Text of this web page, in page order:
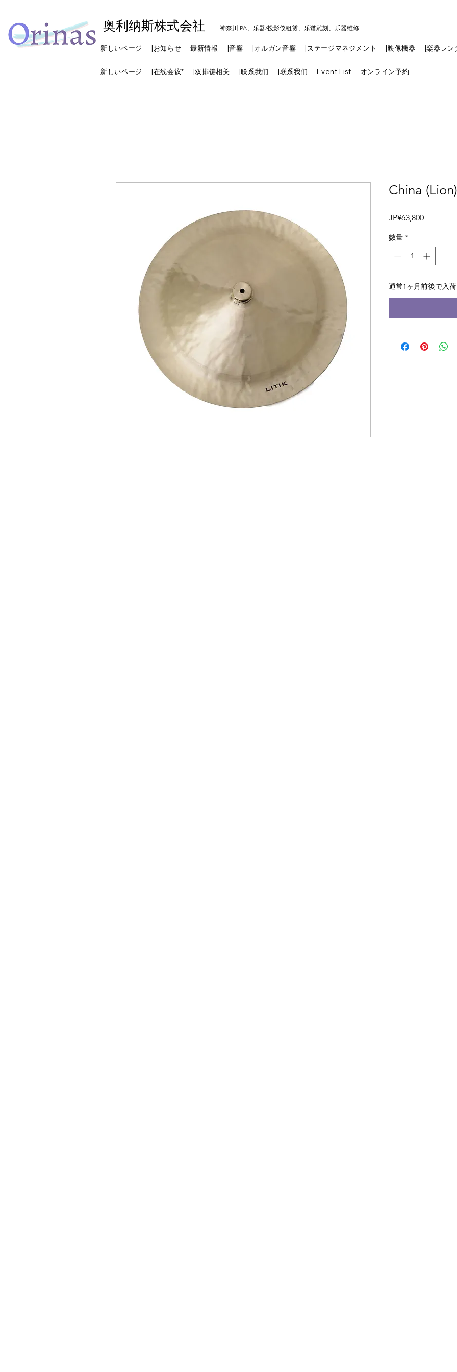
奥利纳斯株式会社 神奈川 PA、乐器/投影仪租赁、乐谱雕刻、乐器维修
新しいページ |お知らせ 最新情報 |音響 |オルガン音響 |ステージマネジメント |映像機器 |楽器レン
新しいページ |在线会议* |双排键相关 |联系我们 |联系我们 Event List オンライン予約
China
JP¥63,800價
數量 *
通常1ヶ月前後で入荷